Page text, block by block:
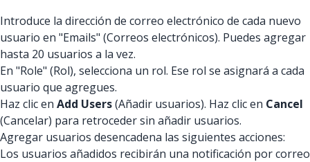
Introduce la dirección de correo electrónico de cada nuevo
usuario en "Emails" (Correos electrónicos). Puedes agregar
hasta 20 usuarios a la vez.
En "Role" (Rol), selecciona un rol. Ese rol se asignará a cada
usuario que agregues.
Haz clic en Add Users(Añadir usuarios). Haz clic en Cancel
(Cancelar) para retroceder sin añadir usuarios.
Agregar usuarios desencadena las siguientes acciones:
Los usuarios añadidos recibirán una notificación por correo